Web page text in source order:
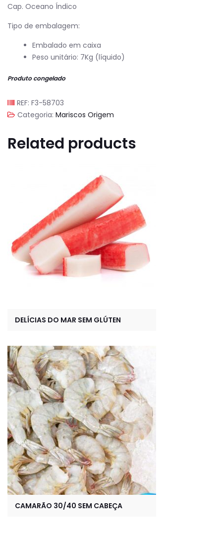
Cap. Oceano Índico
Tipo de embalagem:
Embalado em caixa
Peso unitário: 7Kg (líquido)
Produto congelado
REF: F3-58703
Categoria: Mariscos Origem
Related products
DELÍCIAS DO MAR SEM GLÚTEN
CAMARÃO 30/40 SEM CABEÇA